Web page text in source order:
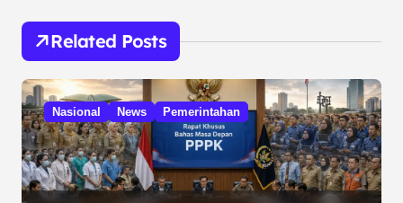
a
s
i
p
o
s
Related Posts
Nasional News Pemerintahan